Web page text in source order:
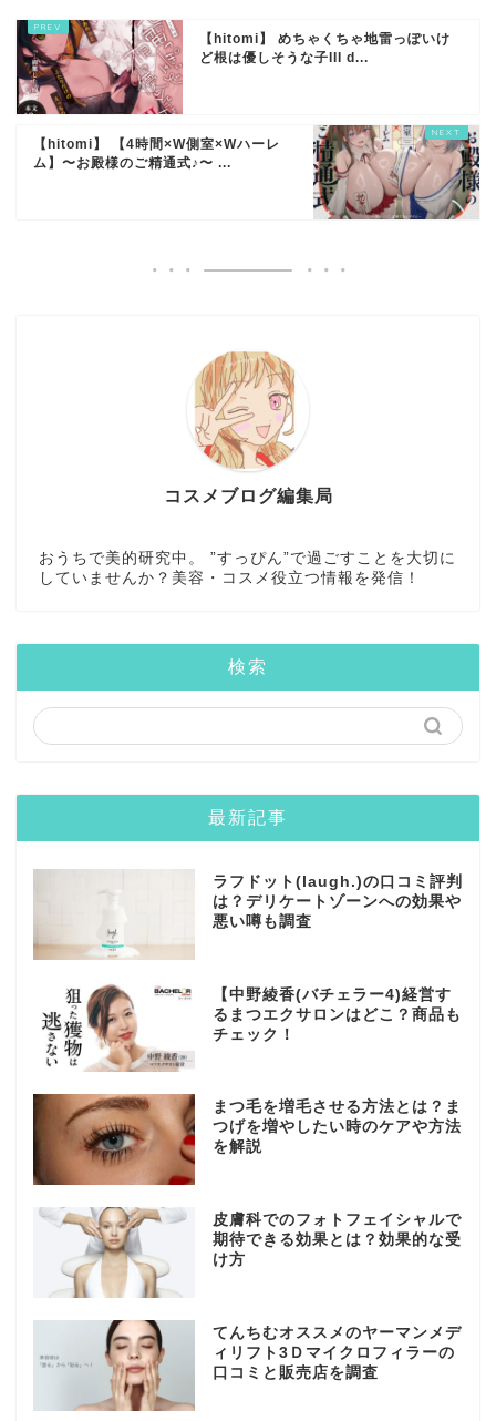
【hitomi】 めちゃくちゃ地雷っぽいけ
ど根は優しそうな子III d...
【hitomi】 【4時間×W側室×Wハーレ
ム】〜お殿様のご精通式♪〜 ...
コスメブログ編集局
おうちで美的研究中。 ”すっぴん”で過ごすことを大切に
していませんか？美容・コスメ役立つ情報を発信！
検索
最新記事
ラフドット(laugh.)の口コミ評判
は？デリケートゾーンへの効果や
悪い噂も調査
【中野綾香(バチェラー4)経営す
るまつエクサロンはどこ？商品も
チェック！
まつ毛を増毛させる方法とは？ま
つげを増やしたい時のケアや方法
を解説
皮膚科でのフォトフェイシャルで
期待できる効果とは？効果的な受
け方
てんちむオススメのヤーマンメデ
ィリフト3Ｄマイクロフィラーの
口コミと販売店を調査